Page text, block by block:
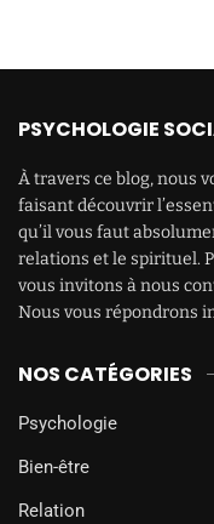
PSYCHOLOGIE
À travers ce blog, nous
faisant découvrir
qu’il vous faut
relations et le spirituel.
vous invitons à nous
Nous vous répondrons
NOS CATÉGORIES
Psychologie
Bien-être
Relation